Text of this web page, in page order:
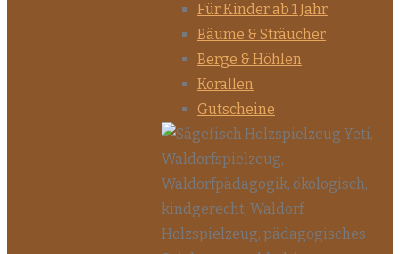
Für Kinder ab 1 Jahr
Bäume & Sträucher
Berge & Höhlen
Korallen
Gutscheine